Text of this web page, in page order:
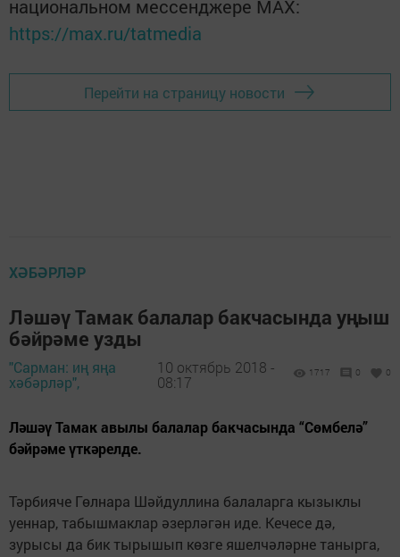
национальном мессенджере MАХ:
https://max.ru/tatmedia
Перейти на страницу новости
ХӘБӘРЛӘР
Ләшәү Тамак балалар бакчасында уңыш
бәйрәме узды
"Сарман: иң яңа
хәбәрләр",
10 октябрь 2018 -
08:17
1717 0 0
Ләшәү Тамак авылы балалар бакчасында “Сөмбелә”
бәйрәме үткәрелде.
Тәрбияче Гөлнара Шәйдуллина балаларга кызыклы
уеннар, табышмаклар әзерләгән иде. Кечесе дә,
зурысы да бик тырышып көзге яшелчәләрне танырга,